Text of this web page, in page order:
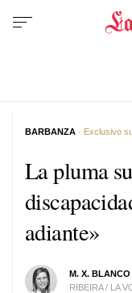
La pluma
adiante»
M. X. BLANCO
RIBEIRA / LA
BARBANZA · Exclusivo